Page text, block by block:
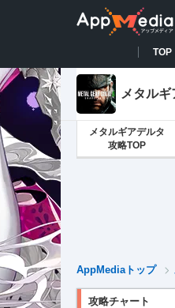
TOP
メタル
メタルギアデルタ
攻略TOP
AppMediaトップ
攻略チャート